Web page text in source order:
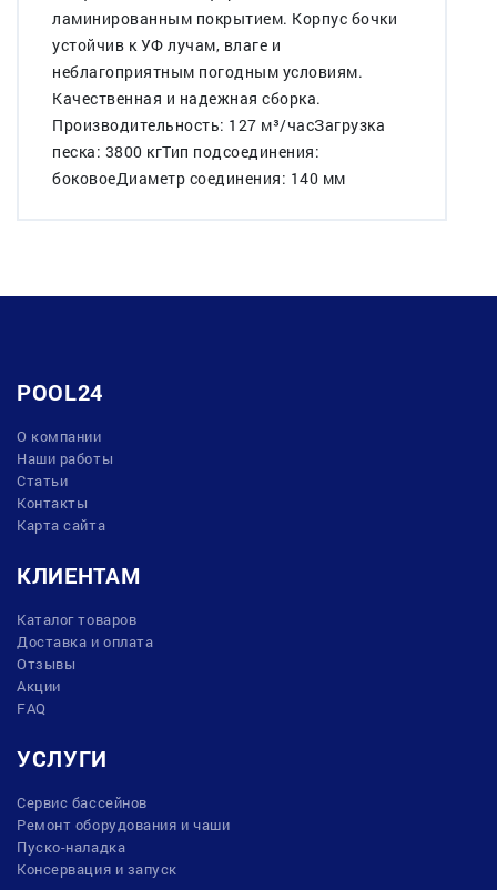
ламинированным покрытием. Корпус бочки
устойчив к УФ лучам, влаге и
неблагоприятным погодным условиям.
Качественная и надежная сборка.
Производительность: 127 м³/часЗагрузка
песка: 3800 кгТип подсоединения:
боковоеДиаметр соединения: 140 мм
POOL24
О компании
Наши работы
Статьи
Контакты
Карта сайта
КЛИЕНТАМ
Каталог товаров
Доставка и оплата
Отзывы
Акции
FAQ
УСЛУГИ
Сервис бассейнов
Ремонт оборудования и чаши
Пуско-наладка
Консервация и запуск